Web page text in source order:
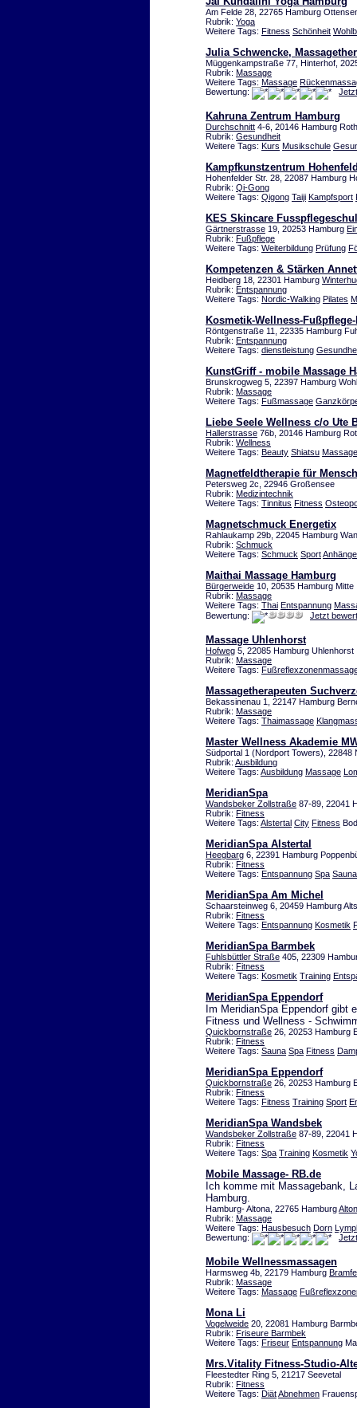
Am Felde 28, 22765 Hamburg
Rubrik: Yoga
Weitere Tags: Fitness Schönheit
Julia Schwencke,
Müggenkampstraße 77, Hinterhof,
Rubrik: Massage
Weitere Tags: Massage
Bewertung:
Kahruna Zentrum Hamburg
Durchschnitt 4-6, 20146 Hamburg
Rubrik: Gesundheit
Weitere Tags: Kurs Musikschule
Kampfkunstzentrum
Hohenfelder Str. 28, 22087 Hamburg
Rubrik: Qi-Gong
Weitere Tags: Qigong Taiji Kampfsport
KES Skincare
Gärtnerstrasse 19, 20253 Hamburg
Rubrik: Fußpflege
Weitere Tags: Weiterbildung Prüfung
Kompetenzen & Stärken
Heidberg 18, 22301 Hamburg
Rubrik: Entspannung
Weitere Tags: Nordic-Walking Pilates
Kosmetik-Wellness-
Röntgenstraße 11, 22335 Hamburg
Rubrik: Entspannung
Weitere Tags: dienstleistung
KunstGriff - mobile Massage
Brunskrogweg 5, 22397 Hamburg
Rubrik: Massage
Weitere Tags: Fußmassage
Liebe Seele Wellness c/o Ute
Hallerstrasse 76b, 20146 Hamburg
Rubrik: Wellness
Weitere Tags: Beauty Shiatsu Massage
Magnetfeldtherapie für
Petersweg 2c, 22946 Großensee
Rubrik: Medizintechnik
Weitere Tags: Tinnitus Fitness
Magnetschmuck Energetix
Rahlaukamp 29b, 22045 Hamburg
Rubrik: Schmuck
Weitere Tags: Schmuck Sport
Maithai Massage Hamburg
Bürgerweide 10, 20535 Hamburg Mitte
Rubrik: Massage
Weitere Tags: Thai Entspannung
Bewertung:
Jetzt
Massage Uhlenhorst
Hofweg 5, 22085 Hamburg Uhlenhorst
Rubrik: Massage
Weitere Tags:
Massagetherapeuten
Bekassinenau 1, 22147 Hamburg
Rubrik: Massage
Weitere Tags: Thaimassage
Master Wellness Akademie
Südportal 1 (Nordport Towers), 22848
Rubrik: Ausbildung
Weitere Tags: Ausbildung Massage
MeridianSpa
Wandsbeker Zollstraße 87-89, 22041
Rubrik: Fitness
Weitere Tags: Alstertal City Fitness
MeridianSpa Alstertal
Heegbarg 6, 22391 Hamburg
Rubrik: Fitness
Weitere Tags: Entspannung Spa Sauna
MeridianSpa Am Michel
Schaarsteinweg 6, 20459 Hamburg
Rubrik: Fitness
Weitere Tags: Entspannung Kosmetik
MeridianSpa Barmbek
Fuhlsbüttler Straße 405, 22309
Rubrik: Fitness
Weitere Tags: Kosmetik Training
MeridianSpa Eppendorf
Im MeridianSpa Eppendorf gibt
Fitness und Wellness -
Quickbornstraße 26, 20253 Hamburg
Rubrik: Fitness
Weitere Tags: Sauna Spa Fitness
MeridianSpa Eppendorf
Quickbornstraße 26, 20253 Hamburg
Rubrik: Fitness
Weitere Tags: Fitness Training Sport
MeridianSpa Wandsbek
Wandsbeker Zollstraße 87-89, 22041
Rubrik: Fitness
Weitere Tags: Spa Training Kosmetik
Mobile Massage- RB.de
Ich komme mit Massagebank,
Hamburg.
Hamburg- Altona, 22765 Hamburg
Rubrik: Massage
Weitere Tags: Hausbesuch Dorn
Bewertung:
Mobile Wellnessmassagen
Harmsweg 4b, 22179 Hamburg
Rubrik: Massage
Weitere Tags: Massage
Mona Li
Vogelweide 20, 22081 Hamburg
Rubrik: Friseure Barmbek
Weitere Tags: Friseur Entspannung
Mrs.Vitality Fitness-Studio-
Fleestedter Ring 5, 21217 Seevetal
Rubrik: Fitness
Weitere Tags: DiätAbnehmen